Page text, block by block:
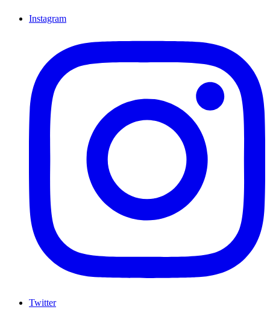
Instagram
Twitter